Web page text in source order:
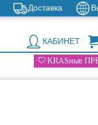
Доставка
КАБИНЕТ
KRASные